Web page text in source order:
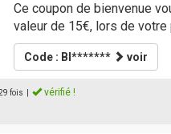
Ce coupon de bienvenue
valeur de 15€, lors de votre
Code : BI******* voir
fois vérifié !